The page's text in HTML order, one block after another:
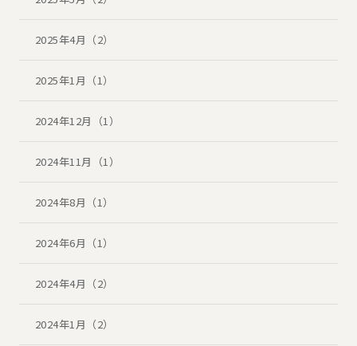
2025年4月（2）
2025年1月（1）
2024年12月（1）
2024年11月（1）
2024年8月（1）
2024年6月（1）
2024年4月（2）
2024年1月（2）